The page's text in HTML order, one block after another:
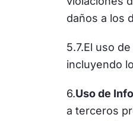
daños a los
5.7.El uso
incluyendo
6.Uso de
a terceros